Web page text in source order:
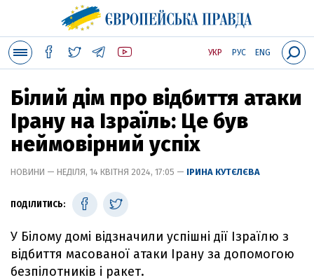
УКР РУС ENG
Білий дім про відбиття атаки
Ірану на Ізраїль: Це був
неймовірний успіх
НОВИНИ — НЕДІЛЯ, 14 КВІТНЯ 2024, 17:05 — ІРИНА КУТЄЛЄВА
ПОДІЛИТИСЬ:
У Білому домі відзначили успішні дії Ізраїлю з
відбиття масованої атаки Ірану за допомогою
безпілотників і ракет.